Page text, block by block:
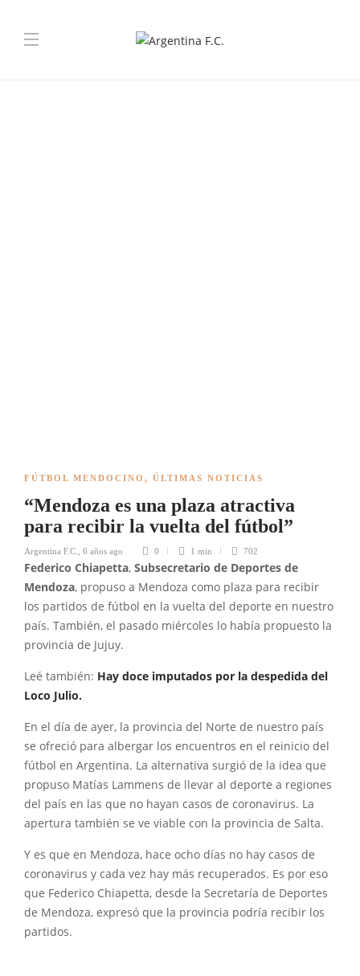
FÚTBOL MENDOCINO , ÚLTIMAS NOTICIAS
“Mendoza es una plaza atractiva
para recibir la vuelta del fútbol”
Argentina F.C. 6 años ago 0 1 min 702
Federico Chiapetta, Subsecretario de Deportes de
Mendoza, propuso a Mendoza como plaza para recibir
los partidos de fútbol en la vuelta del deporte en nuestro
país. También, el pasado miércoles lo había propuesto la
provincia de Jujuy.
Leé también: Hay doce imputados por la despedida del
Loco Julio.
En el día de ayer, la provincia del Norte de nuestro país
se ofreció para albergar los encuentros en el reinicio del
fútbol en Argentina. La alternativa surgió de la idea que
propuso Matías Lammens de llevar al deporte a regiones
del país en las que no hayan casos de coronavirus. La
apertura también se ve viable con la provincia de Salta.
Y es que en Mendoza, hace ocho días no hay casos de
coronavirus y cada vez hay más recuperados. Es por eso
que Federico Chiapetta, desde la Secretaría de Deportes
de Mendoza, expresó que la provincia podría recibir los
partidos.